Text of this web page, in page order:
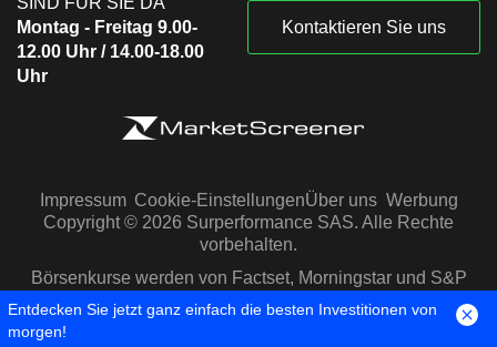
Montag - Freitag 9.00-
12.00 Uhr / 14.00-18.00
Uhr
Kontaktieren Sie uns
Impressum Cookie-EinstellungenÜber uns Werbung
Copyright © 2026 Surperformance SAS. Alle Rechte
vorbehalten.
Börsenkurse werden von Factset, Morningstar und S&P
Capital IQ zur Verfügung gestellt
Entdecken Sie jetzt ganz einfach die besten Investitionen von
morgen!